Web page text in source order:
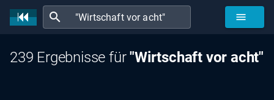
search menu
239 Ergebnisse für"Wirtschaft vor acht"